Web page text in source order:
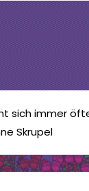
sich immer
Skrupel